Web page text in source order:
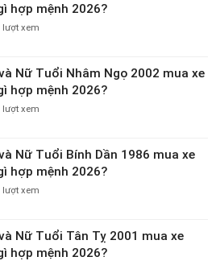
hợp mệnh 2026?
lượt xem
Nữ Tuổi Nhâm Ngọ 2002 mua xe
hợp mệnh 2026?
lượt xem
Nữ Tuổi Bính Dần 1986 mua xe
hợp mệnh 2026?
lượt xem
Nữ Tuổi Tân Tỵ 2001 mua xe
hợp mệnh 2026?